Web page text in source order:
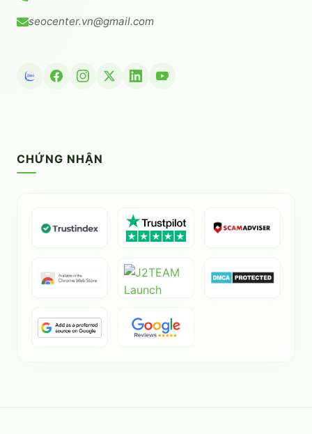
seocenter.vn@gmail.com
CHỨNG NHẬN